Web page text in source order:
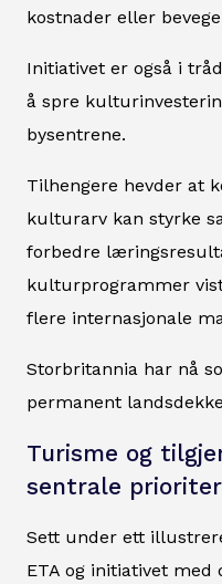
kostnader eller
Initiativet er også i
å spre
bysentrene.
Tilhengere hevder at
kulturarv kan styrke
forbedre
kulturprogrammer
flere internasjonale
Storbritannia har nå
permanent
Turisme og
sentrale
Sett under ett
ETA og initiativet